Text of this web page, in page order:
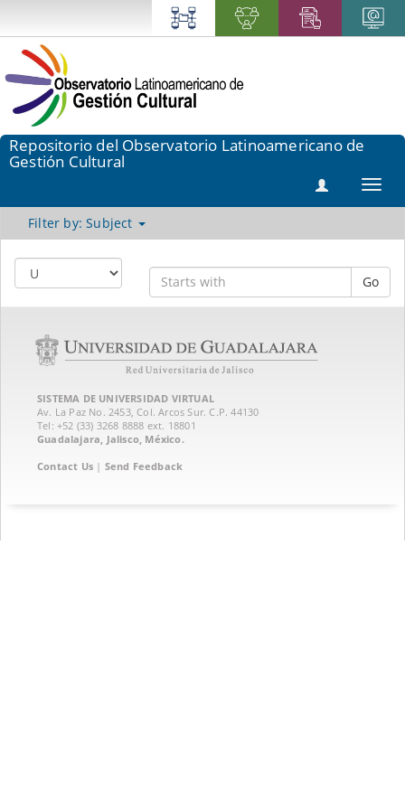
Repositorio del Observatorio Latinoamericano de
Gestión Cultural
Filter by: Subject
Go
SISTEMA DE UNIVERSIDAD VIRTUAL
Av. La Paz No. 2453, Col. Arcos Sur. C.P. 44130
Tel: +52 (33) 3268 8888‏ ext. 18801
Guadalajara, Jalisco, México.
Contact Us | Send Feedback